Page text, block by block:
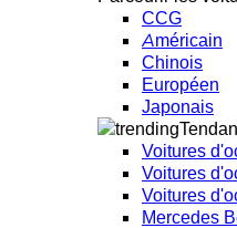
CCG
Américain
Chinois
Européen
Japonais
Voitures
Voitures
Voitures
Mercedes